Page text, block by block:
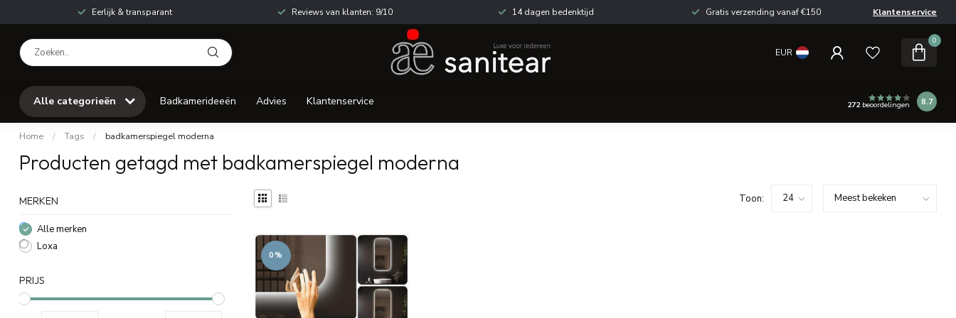
Eerlijk & transparant Reviews van klanten: 9/10 14 dagen bedenktijd Gratis verzending vanaf €150 Klantenservice
EUR
0
Alle categorieën Badkamerideeën Advies Klantenservice 272beoordelingen 8.7
Home / Tags / badkamerspiegel moderna
Producten getagd met badkamerspiegel moderna
MERKEN
Alle merken
Loxa
PRIJS
Toon:
0%